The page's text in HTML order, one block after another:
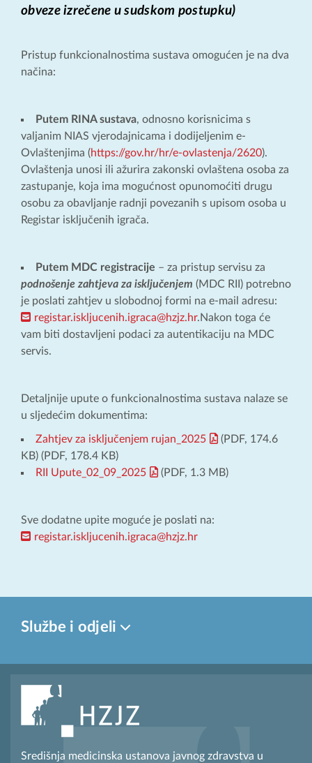
obveze izrečene u sudskom postupku)
Pristup funkcionalnostima sustava omogućen je na dva
načina:
Putem RINA sustava, odnosno korisnicima s
valjanim NIAS vjerodajnicama i dodijeljenim e-
Ovlaštenjima (https://gov.hr/hr/e-ovlastenja/2620).
Ovlaštenja unosi ili ažurira zakonski ovlaštena osoba za
zastupanje, koja ima mogućnost opunomoćiti drugu
osobu za obavljanje radnji povezanih s upisom osoba u
Registar isključenih igrača.
Putem MDC registracije – za pristup servisu za
podnošenje zahtjeva za isključenjem (MDC RII) potrebno
je poslati zahtjev u slobodnoj formi na e-mail adresu:
registar.iskljucenih.igraca@hzjz.hr.Nakon toga će
vam biti dostavljeni podaci za autentikaciju na MDC
servis.
Detaljnije upute o funkcionalnostima sustava nalaze se
u sljedećim dokumentima:
Zahtjev za isključenjem rujan_2025
(PDF, 174.6
KB) (PDF, 178.4 KB)
RII Upute_02_09_2025
(PDF, 1.3 MB)
Sve dodatne upite moguće je poslati na:
registar.iskljucenih.igraca@hzjz.hr
Službe i odjeli
Središnja medicinska ustanova javnog zdravstva u